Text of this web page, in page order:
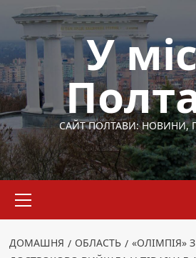
Перейти
вмісту
У
САЙТ ПОЛТАВИ: НОВИНИ,
меню
ДОМАШНЯ ОБЛАСТЬ
«ОЛІМПІЯ»